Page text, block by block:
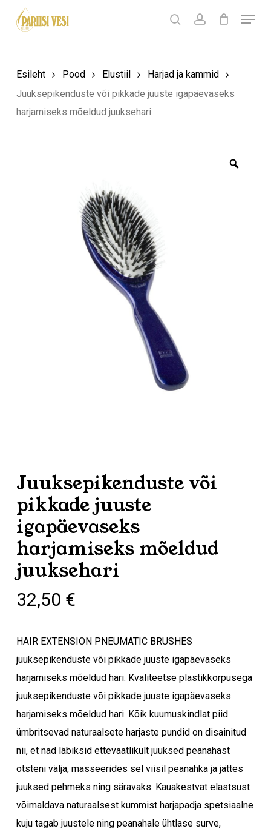
Products
search
searchaccount
Menu
Ostukorv
Esileht Pood Elustiil
Harjad ja kammid
Juuksepikenduste või pikkade juuste igapäevaseks
harjamiseks mõeldud juuksehari
Juuksepikenduste või
pikkade juuste
igapäevaseks
harjamiseks mõeldud
juuksehari
32,50 €
HAIR EXTENSION PNEUMATIC BRUSHES
juuksepikenduste või pikkade juuste igapäevaseks
harjamiseks mõeldud hari. Kvaliteetse plastikkorpusega
juuksepikenduste või pikkade juuste igapäevaseks
harjamiseks mõeldud hari. Kõik kuumuskindlat piid
ümbritsevad naturaalsete harjaste pundid on disainitud
nii, et nad läbiksid ettevaatlikult juuksed peanahast
otsteni välja, masseerides sel viisil peanahka ja jättes
juuksed pehmeks ning säravaks. Kauakestvat elastsust
võimaldava naturaalsest kummist harjapadja spetsiaalne
kuju tagab juustele ning peanahale ühtlase surve,